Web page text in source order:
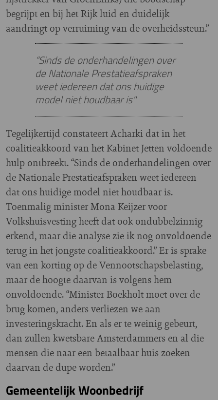
begrijpt en bij het Rijk luid en duidelijk
aandringt op verruiming van de overheidssteun.”
“Sinds de onderhandelingen over
de Nationale Prestatieafspraken
weet iedereen dat ons huidige
model niet houdbaar is"
Tegelijkertijd constateert Acharki dat in het
coalitieakkoord van het Kabinet Jetten voldoende
hulp ontbreekt. “Sinds de onderhandelingen over
de Nationale Prestatieafspraken weet iedereen
dat ons huidige model niet houdbaar is.
Toenmalig minister Mona Keijzer voor
Volkshuisvesting heeft dat ook ondubbelzinnig
erkend, maar die analyse zie ik nog onvoldoende
terug in het jongste coalitieakkoord.” Er is sprake
van een korting op de Vennootschapsbelasting,
maar de hoogte daarvan is volgens hem
onvoldoende. “Minister Boekholt moet over de
brug komen, anders verliezen we aan
investeringskracht. En als er te weinig gebeurt,
dan zullen kwetsbare Amsterdammers en al die
mensen die naar een betaalbaar huis zoeken
daarvan de dupe worden.”
Gemeentelijk Woonbedrijf